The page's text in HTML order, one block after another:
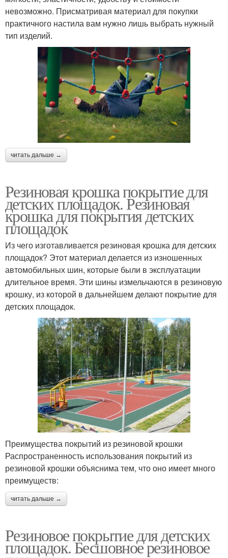
невозможно. Присматривая материал для покупки
практичного настила вам нужно лишь выбрать нужный
тип изделий.
читать дальше →
Резиновая крошка покрытие для
детских площадок. Резиновая
крошка для покрытия детских
площадок
Из чего изготавливается резиновая крошка для детских
площадок? Этот материал делается из изношенных
автомобильных шин, которые были в эксплуатации
длительное время. Эти шины измельчаются в резиновую
крошку, из которой в дальнейшем делают покрытие для
детских площадок.
Преимущества покрытий из резиновой крошки
Распространенность использования покрытий из
резиновой крошки объяснима тем, что оно имеет много
преимуществ:
читать дальше →
Резиновое покрытие для детских
площадок. Бесшовное резиновое